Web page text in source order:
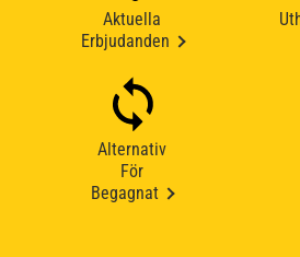
Aktuella
Erbjudanden
Alternativ
För
Begagnat